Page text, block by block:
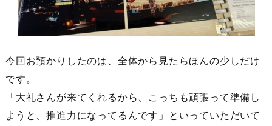
今回お預かりしたのは、全体から見たらほんの少しだけ
です。
「大礼さんが来てくれるから、こっちも頑張って準備し
ようと、推進力になってるんです」といっていただいて